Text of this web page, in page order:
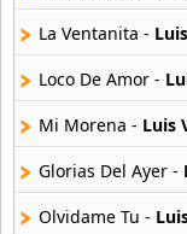
Bachateame
12 músicas online
145 músicas online
Binomio de Oro
40 músicas online
La Ventanita -
Loco De Amor -
Mi Morena - Luis
Glorias Del Ayer -
Olvidame Tu -